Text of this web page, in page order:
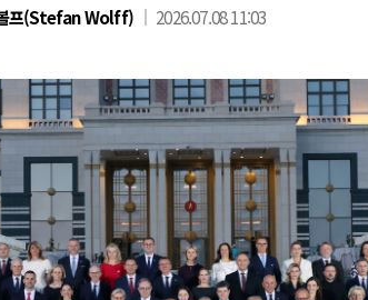
프(Stefan Wolff) 2026.07.08 11:03
라이나 전쟁 중